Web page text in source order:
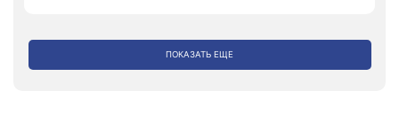
ПОКАЗАТЬ ЕЩЕ